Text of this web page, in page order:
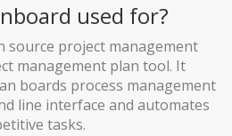
used for?
source project management
management plan tool. It
boards process management
line interface and automates
tasks.